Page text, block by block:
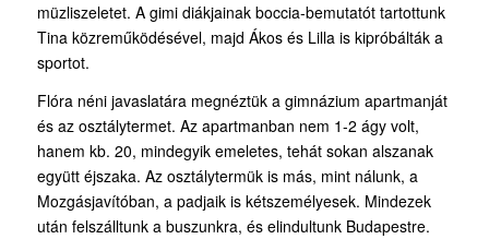
müzliszeletet. A gimi diákjainak boccia-bemutatót tartottunk
Tina közreműködésével, majd Ákos és Lilla is kipróbálták a
sportot.
Flóra néni javaslatára megnéztük a gimnázium apartmanját
és az osztálytermet. Az apartmanban nem 1-2 ágy volt,
hanem kb. 20, mindegyik emeletes, tehát sokan alszanak
együtt éjszaka. Az osztálytermük is más, mint nálunk, a
Mozgásjavítóban, a padjaik is kétszemélyesek. Mindezek
után felszálltunk a buszunkra, és elindultunk Budapestre.